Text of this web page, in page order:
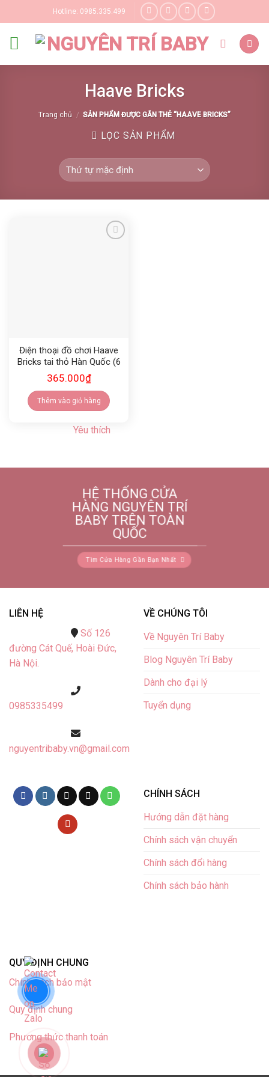
to
content
Hotline: 0985.335.499
Haave Bricks
Trang chủ / SẢN PHẨM ĐƯỢC GẮN THẺ “HAAVE BRICKS”
LỌC SẢN PHẨM
Điện thoại đồ chơi Haave
Bricks tai thỏ Hàn Quốc (6
tháng+)
365.000₫
Thêm vào giỏ hàng
Yêu thích
HỆ THỐNG CỬA
HÀNG NGUYÊN TRÍ
BABY TRÊN TOÀN
QUỐC
Tìm Cửa Hàng Gần Bạn Nhất
LIÊN HỆ
Số 126
đường Cát Quế, Hoài Đức,
Hà Nội.
0985335499
nguyentribaby.vn@gmail.com
VỀ CHÚNG TÔI
Về Nguyên Trí Baby
Blog Nguyên Trí Baby
Dành cho đại lý
Tuyển dụng
CHÍNH SÁCH
Hướng dẫn đặt hàng
Chính sách vận chuyển
Chính sách đổi hàng
Chính sách bảo hành
QUY ĐỊNH CHUNG
Chính sách bảo mật
Quy định chung
Phương thức thanh toán